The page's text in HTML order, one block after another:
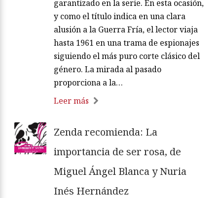
garantizado en la serie. En esta ocasión,
y como el título indica en una clara
alusión a la Guerra Fría, el lector viaja
hasta 1961 en una trama de espionajes
siguiendo el más puro corte clásico del
género. La mirada al pasado
proporciona a la…
Leer más
Zenda recomienda: La
importancia de ser rosa, de
Miguel Ángel Blanca y Nuria
Inés Hernández